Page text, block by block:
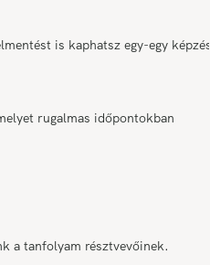
is kaphatsz egy-egy képzési
rugalmas időpontokban
a tanfolyam résztvevőinek.